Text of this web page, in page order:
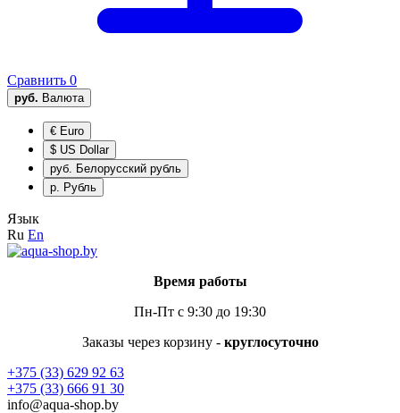
Сравнить 0
руб. Валюта
€ Euro
$ US Dollar
руб. Белорусский рубль
р. Рубль
Язык
Ru En
Время работы
Пн-Пт с 9:30 до 19:30
Заказы через корзину - круглосуточно
+375 (33) 629 92 63
+375 (33) 666 91 30
info@aqua-shop.by